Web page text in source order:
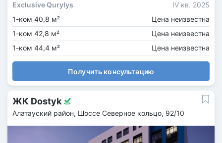
Exclusive Qurylys
IV кв. 2025
1-ком 40,8 м²
Цена неизвестна
1-ком 42,8 м²
Цена неизвестна
1-ком 44,4 м²
Цена неизвестна
Получить консультацию
ЖК Dostyk
Алатауский район, Шоссе Северное кольцо, 92/10